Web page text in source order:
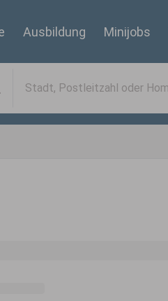
Ausbildung Minijobs